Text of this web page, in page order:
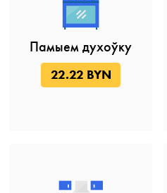
Памыем духоўку
22.22 BYN